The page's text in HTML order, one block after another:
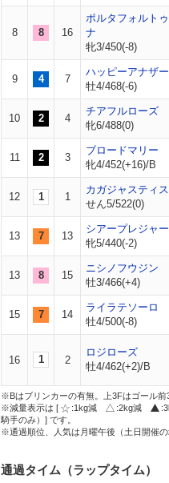
8 8 16
ポルタフォルトゥ
ナ
牝3/450(-8)
9 4 7
ハッピーアナザー
牡4/468(-6)
10 2 4
チアフルローズ
牝6/488(0)
11 2 3
ブロードマリー
牝4/452(+16)/B
12 1 1
カガジャスティス
せん5/522(0)
13 7 13
シアープレジャー
牝5/440(-2)
13 8 15
ニシノフウジン
牡3/466(+4)
15 7 14
ライラテソーロ
牡4/500(-8)
16 1 2
ロジローズ
牡4/462(+2)/B
※Bはブリンカーの有無。上3Fはゴール前
※減量表示は [
:1kg減 :2kg減
騎手のみ）] です。
※通過順位、人気は月曜午後（土日開催の
通過タイム（ラップタイム）